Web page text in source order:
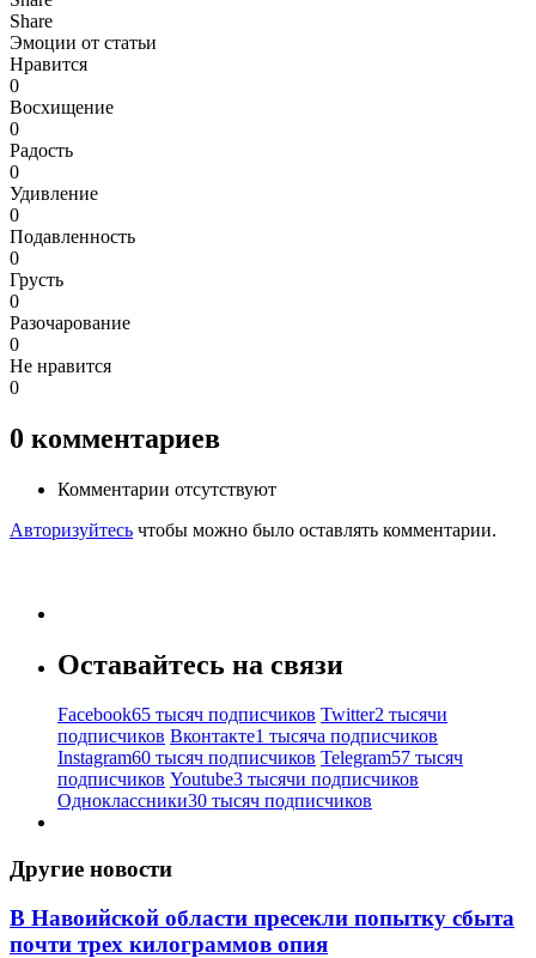
Share
Эмоции от статьи
Нравится
0
Восхищение
0
Радость
0
Удивление
0
Подавленность
0
Грусть
0
Разочарование
0
Не нравится
0
0 комментариев
Комментарии отсутствуют
Авторизуйтесь чтобы можно было оставлять комментарии.
Оставайтесь на связи
Facebook65 тысяч подписчиков Twitter2 тысячи
подписчиков Вконтакте1 тысяча подписчиков
Instagram60 тысяч подписчиков Telegram57 тысяч
подписчиков Youtube3 тысячи подписчиков
Одноклассники30 тысяч подписчиков
Другие новости
В Навоийской области пресекли попытку сбыта
почти трех килограммов опия